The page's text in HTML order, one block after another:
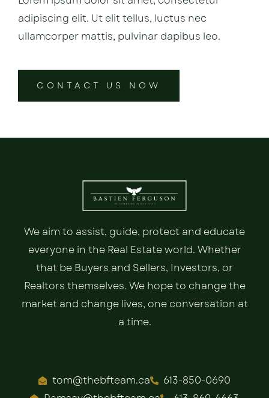
adipiscing elit. Ut elit tellus, luctus nec
ullamcorper mattis, pulvinar dapibus leo.
CONTACT US NOW
We aim to assist, guide, protect and educate
everyone in the Real Estate world. Whether
that be Buyers and Sellers, Investors, or
Realtors themselves. We hope to change the
market and change lives, one conversation at
a time.
tom@thebfteam.ca
613-850-0690